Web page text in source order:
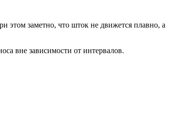
этом заметно, что шток не движется плавно, а
вне зависимости от интервалов.